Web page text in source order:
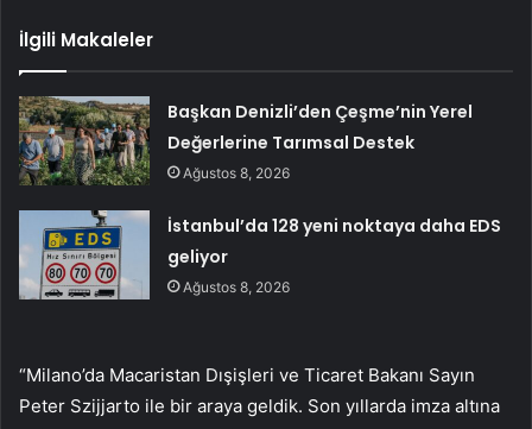
İlgili Makaleler
Başkan Denizli’den Çeşme’nin Yerel
Değerlerine Tarımsal Destek
Ağustos 8, 2026
İstanbul’da 128 yeni noktaya daha EDS
geliyor
Ağustos 8, 2026
“Milano’da Macaristan Dışişleri ve Ticaret Bakanı Sayın
Peter Szijjarto ile bir araya geldik. Son yıllarda imza altına